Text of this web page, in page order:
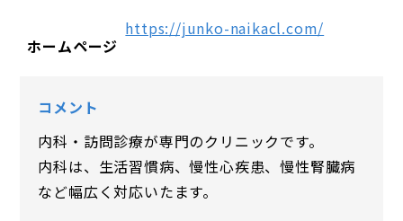
ホームページ
https://junko-naikacl.com/
コメント
内科・訪問診療が専門のクリニックです。
内科は、生活習慣病、慢性心疾患、慢性腎臓病
など幅広く対応いたます。